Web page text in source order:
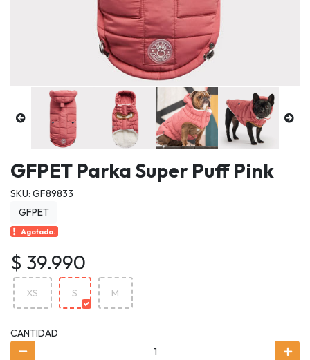
GFPET Parka Super Puff Pink
SKU: GF89833
GFPET
Agotado.
$ 39.990
XS S M
CANTIDAD